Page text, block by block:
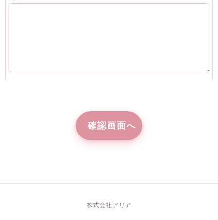
株式会社アリア